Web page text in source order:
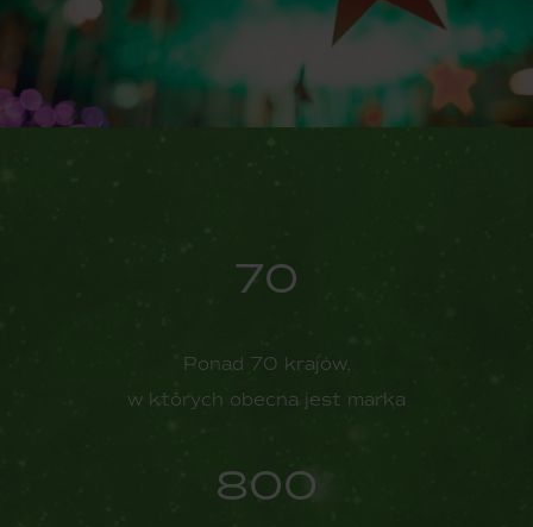
70
Ponad 70 krajów,
w których obecna jest marka
800